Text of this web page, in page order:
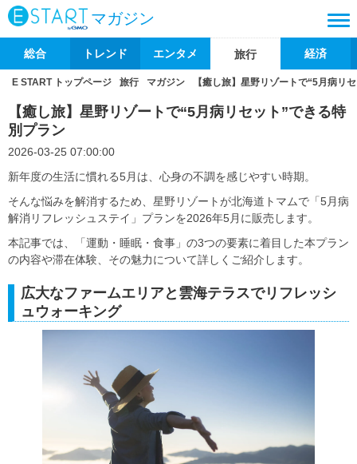
マガジン
総合 トレンド エンタメ 旅行 経済
E START トップページ 旅行 マガジン 【癒し旅】星野リゾートで“5月病リ
【癒し旅】星野リゾートで“5月病リセット”できる特
別プラン
2026-03-25 07:00:00
新年度の生活に慣れる5月は、心身の不調を感じやすい時期。
そんな悩みを解消するため、星野リゾートが北海道トマムで「5月病
解消リフレッシュステイ」プランを2026年5月に販売します。
本記事では、「運動・睡眠・食事」の3つの要素に着目した本プラン
の内容や滞在体験、その魅力について詳しくご紹介します。
広大なファームエリアと雲海テラスでリフレッシ
ュウォーキング